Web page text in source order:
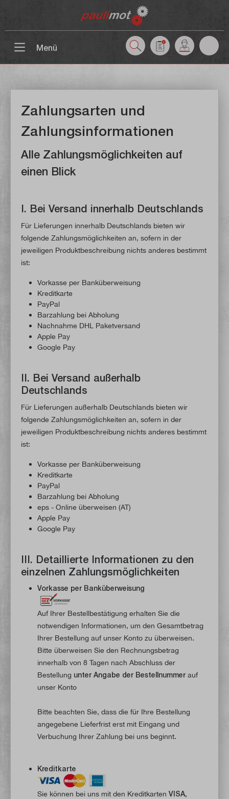
Menü
Zahlungsarten und
Zahlungsinformationen
Alle Zahlungsmöglichkeiten auf
einen Blick
I. Bei Versand innerhalb Deutschlands
Für Lieferungen innerhalb Deutschlands bieten wir
folgende Zahlungsmöglichkeiten an, sofern in der
jeweiligen Produktbeschreibung nichts anderes bestimmt
ist:
Vorkasse per Banküberweisung
Kreditkarte
PayPal
Barzahlung bei Abholung
Nachnahme DHL Paketversand
Apple Pay
Google Pay
II. Bei Versand außerhalb
Deutschlands
Für Lieferungen außerhalb Deutschlands bieten wir
folgende Zahlungsmöglichkeiten an, sofern in der
jeweiligen Produktbeschreibung nichts anderes bestimmt
ist:
Vorkasse per Banküberweisung
Kreditkarte
PayPal
Barzahlung bei Abholung
eps - Online überweisen (AT)
Apple Pay
Google Pay
III. Detaillierte Informationen zu den
einzelnen Zahlungsmöglichkeiten
Vorkasse per Banküberweisung
Auf Ihrer Bestellbestätigung erhalten Sie die
notwendigen Informationen, um den Gesamtbetrag
Ihrer Bestellung auf unser Konto zu überweisen.
Bitte überweisen Sie den Rechnungsbetrag
innerhalb von 8 Tagen nach Abschluss der
Bestellung unter Angabe der Bestellnummer auf
unser Konto
Bitte beachten Sie, dass die für Ihre Bestellung
angegebene Lieferfrist erst mit Eingang und
Verbuchung Ihrer Zahlung bei uns beginnt.
Kreditkarte
Sie können bei uns mit den Kreditkarten VISA,